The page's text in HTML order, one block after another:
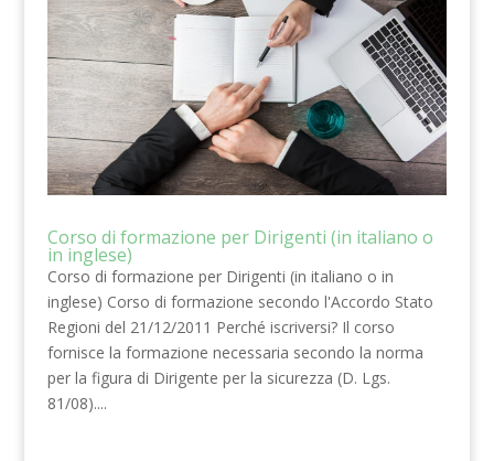
Corso di formazione per Dirigenti (in italiano o
in inglese)
Corso di formazione per Dirigenti (in italiano o in
inglese) Corso di formazione secondo l'Accordo Stato
Regioni del 21/12/2011 Perché iscriversi? Il corso
fornisce la formazione necessaria secondo la norma
per la figura di Dirigente per la sicurezza (D. Lgs.
81/08)....